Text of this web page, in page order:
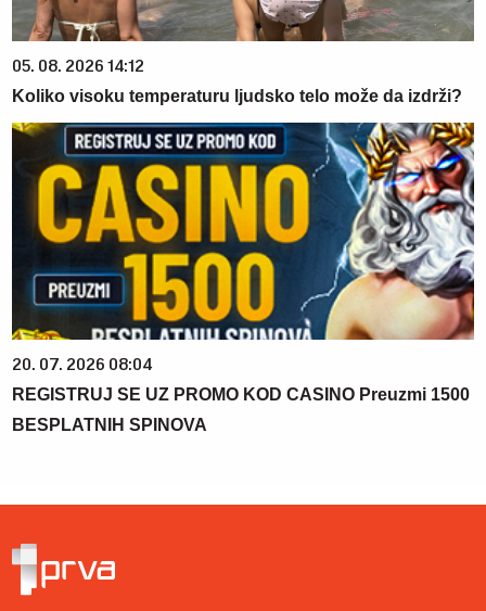
05. 08. 2026 14:12
Koliko visoku temperaturu ljudsko telo može da izdrži?
20. 07. 2026 08:04
REGISTRUJ SE UZ PROMO KOD CASINO Preuzmi 1500
BESPLATNIH SPINOVA